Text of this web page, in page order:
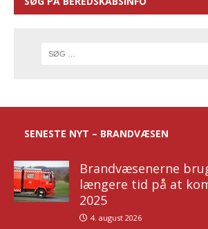
SENESTE NYT – BRANDVÆSEN
Brandvæsenerne
længere tid på at
2025
4. august 2026